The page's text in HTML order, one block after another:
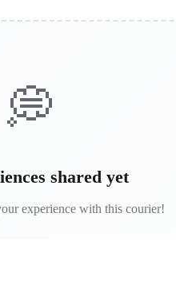
💭
shared yet
experience with this courier!